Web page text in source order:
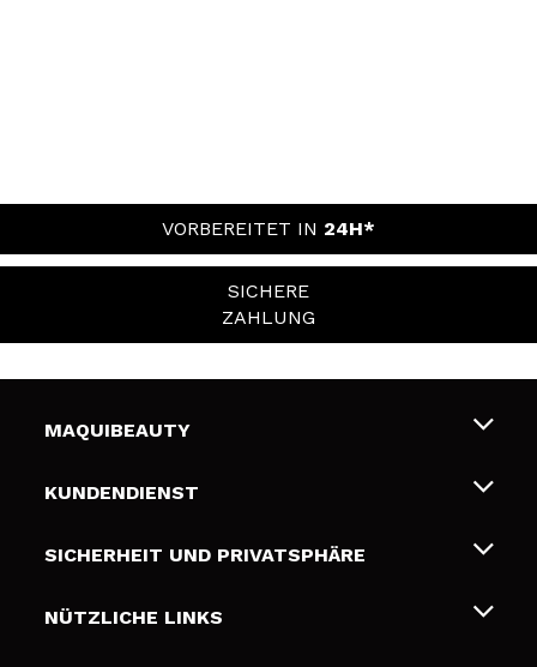
VORBEREITET IN 24H*
SICHERE
ZAHLUNG
MAQUIBEAUTY
Über uns
Geschenkkarten
KUNDENDIENST
Liefer- und Versandkosten
Zahlung
SICHERHEIT UND PRIVATSPHÄRE
Bedingungen und Datenschutz
NÜTZLICHE LINKS